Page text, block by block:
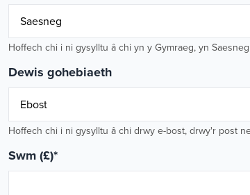
Hoffech chi i ni gysylltu â chi yn y Gymraeg, yn
Dewis gohebiaeth
Hoffech chi i ni gysylltu â chi drwy e-bost, drwy'r post
Swm (£)*